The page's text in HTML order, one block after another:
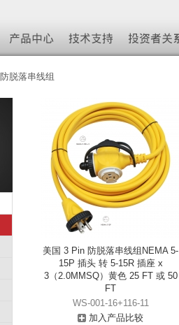
防脱落串线组
美国 3 Pin 防脱落串线组NEMA 5-
15P 插头 转 5-15R 插座 x
3（2.0MMSQ）黄色 25 FT 或 50
FT
WS-001-16+116-11
加入产品比较